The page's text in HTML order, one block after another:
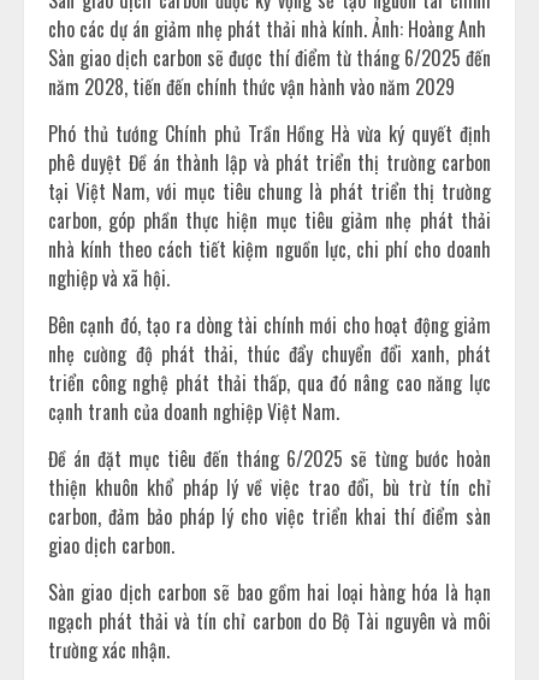
cho các dự án giảm nhẹ phát thải nhà kính. Ảnh: Hoàng Anh
Sàn giao dịch carbon sẽ được thí điểm từ tháng 6/2025 đến
năm 2028, tiến đến chính thức vận hành vào năm 2029
Phó thủ tướng Chính phủ Trần Hồng Hà vừa ký quyết định
phê duyệt Đề án thành lập và phát triển thị trường carbon
tại Việt Nam, với mục tiêu chung là phát triển thị trường
carbon, góp phần thực hiện mục tiêu giảm nhẹ phát thải
nhà kính theo cách tiết kiệm nguồn lực, chi phí cho doanh
nghiệp và xã hội.
Bên cạnh đó, tạo ra dòng tài chính mới cho hoạt động giảm
nhẹ cường độ phát thải, thúc đẩy chuyển đổi xanh, phát
triển công nghệ phát thải thấp, qua đó nâng cao năng lực
cạnh tranh của doanh nghiệp Việt Nam.
Đề án đặt mục tiêu đến tháng 6/2025 sẽ từng bước hoàn
thiện khuôn khổ pháp lý về việc trao đổi, bù trừ tín chỉ
carbon, đảm bảo pháp lý cho việc triển khai thí điểm sàn
giao dịch carbon.
Sàn giao dịch carbon sẽ bao gồm hai loại hàng hóa là hạn
ngạch phát thải và tín chỉ carbon do Bộ Tài nguyên và môi
trường xác nhận.